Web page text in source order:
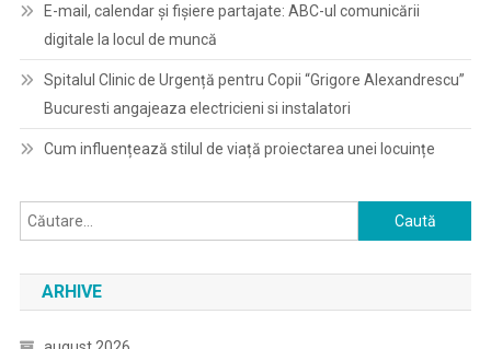
E-mail, calendar şi fişiere partajate: ABC-ul comunicării
digitale la locul de muncă
Spitalul Clinic de Urgență pentru Copii “Grigore Alexandrescu”
Bucuresti angajeaza electricieni si instalatori
Cum influențează stilul de viață proiectarea unei locuințe
Caută
după:
ARHIVE